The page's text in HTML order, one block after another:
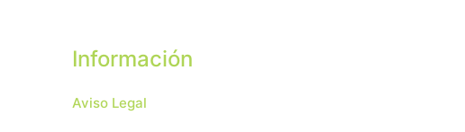
Información
Aviso Legal